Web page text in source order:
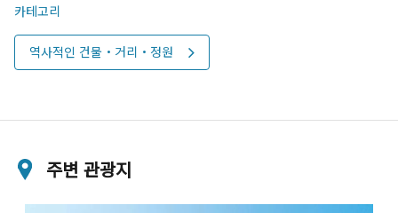
카테고리
역사적인 건물・거리・정원
주변 관광지